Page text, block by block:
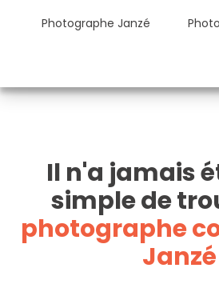
Photographe Janzé
Il n'a jamais
simple de
photographe
Janzé